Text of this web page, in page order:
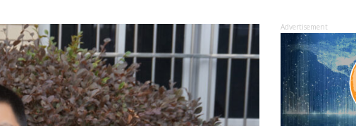
Advertisement